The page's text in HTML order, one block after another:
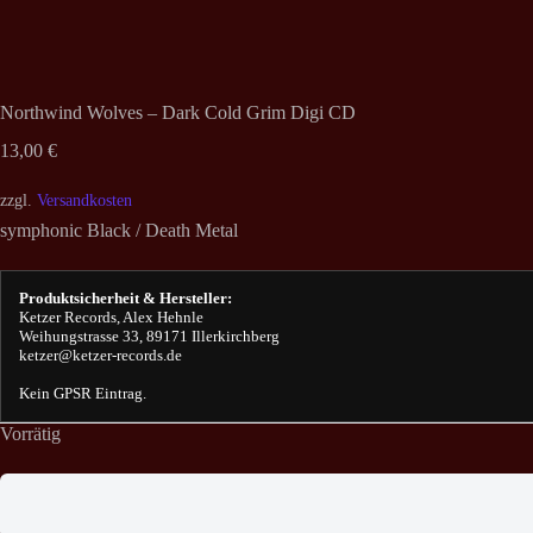
Northwind Wolves – Dark Cold Grim Digi CD
13,00 €
zzgl. Versandkosten
symphonic Black / Death Metal
Produktsicherheit & Hersteller:
Ketzer Records, Alex Hehnle
Weihungstrasse 33, 89171 Illerkirchberg
ketzer@ketzer-records.de
Kein GPSR Eintrag.
Vorrätig